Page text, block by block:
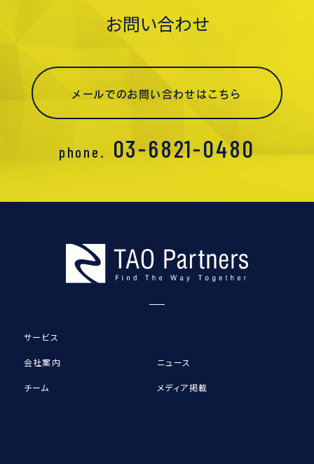
お問い合わせ
メールでのお問い合わせはこちら
phone. 03-6821-0480
サービス
会社案内
チーム
ニュース
メディア掲載